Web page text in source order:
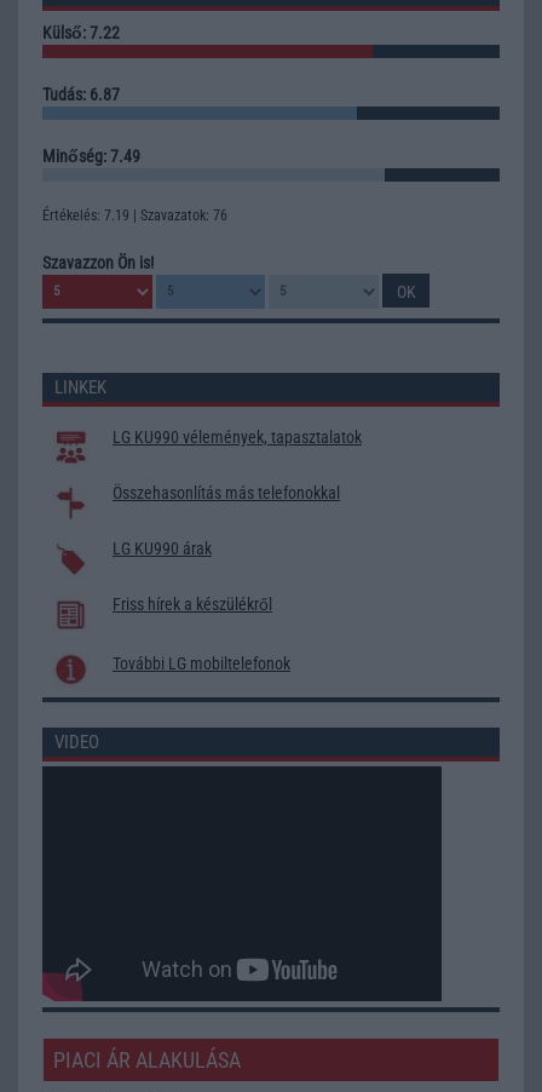
Külső: 7.22
Tudás: 6.87
Minőség: 7.49
Értékelés: 7.19 | Szavazatok: 76
Szavazzon Ön is!
LINKEK
LG KU990 vélemények, tapasztalatok
Összehasonlítás más telefonokkal
LG KU990 árak
Friss hírek a készülékről
További LG mobiltelefonok
VIDEO
PIACI ÁR ALAKULÁSA